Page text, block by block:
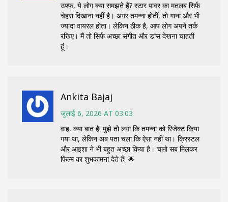
उफ्फ, ये लोग क्या समझते हैं? स्टार पावर का मतलब सिर्फ
चेहरा दिखाना नहीं है। अगर तमन्ना होतीं, तो गाना और भी
ज्यादा वायरल होता। लेकिन ठीक है, आप लोग अपने तर्क
रखिए। मैं तो सिर्फ अच्छा संगीत और डांस देखना चाहती
हूं।
Ankita Bajaj
जुलाई 6, 2026 AT 03:03
वाह, क्या बात है! मुझे तो लगा कि तमन्ना को रिजेक्ट किया
गया था, लेकिन अब पता चला कि ऐसा नहीं था। क्रिस्टल
और आइशा ने भी बहुत अच्छा किया है। चलो सब मिलकर
फिल्म का शुभकामना देते हैं! 🌟